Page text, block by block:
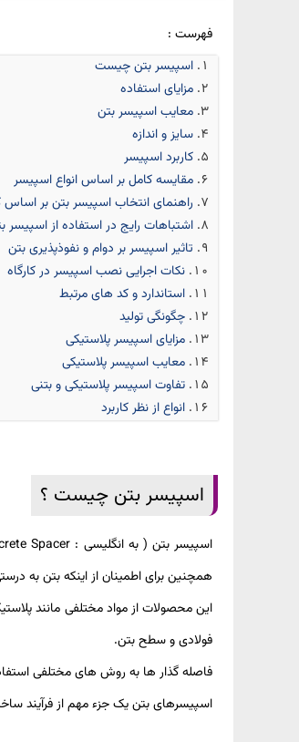
فهرست :
اسپیسر بتن چیست
مزایای استفاده
معایب اسپیسر بتن
سایز و اندازه
کاربرد اسپیسر
مقایسه کامل بر اساس انواع اسپیسر
راهنمای انتخاب اسپیسر بتن بر اساس
اشتباهات رایج در استفاده از اسپیسر
تاثیر اسپیسر بر دوام و نفوذپذیری بتن
نکات اجرایی نصب اسپیسر در کارگاه
استاندارد و کد های مرتبط
چگونگی تولید
مزایای اسپیسر پلاستیکی
معایب اسپیسر پلاستیکی
تفاوت اسپیسر پلاستیکی و بتنی
انواع از نظر کاربرد
اسپیسر بتن چیست ؟
همچنین برای اطمینان از اینکه بتن به
این محصولات از مواد مختلفی مانند
فولادی و سطح بتن.
فاصله گذار ها به روش های مختلفی
اسپیسرهای بتن یک جزء مهم از فرآیند